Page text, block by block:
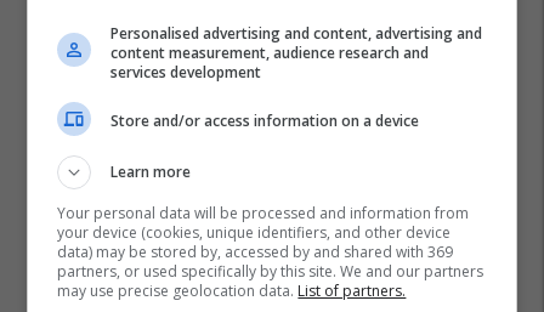
Personalised advertising and content, advertising and
content measurement, audience research and
services development
Store and/or access information on a device
Learn more
Your personal data will be processed and information from
your device (cookies, unique identifiers, and other device
data) may be stored by, accessed by and shared with 369
partners, or used specifically by this site. We and our partners
may use precise geolocation data. List of partners.